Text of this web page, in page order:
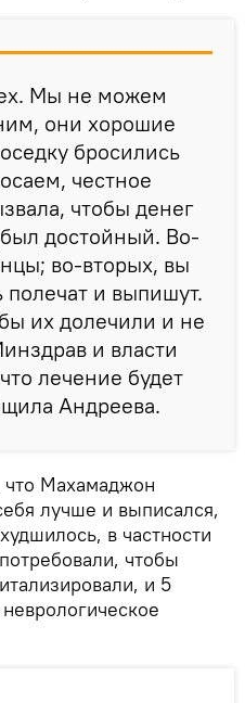
Мы не можем
они хорошие
бросились
честное
чтобы денег
достойный. Во-
во-вторых, вы
полечат и выпишут.
их долечили и не
и власти
лечение будет
Андреева.
что Махамаджон
лучше и выписался,
в частности
чтобы
и 5